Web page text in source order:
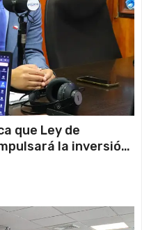
que Ley de
la inversión